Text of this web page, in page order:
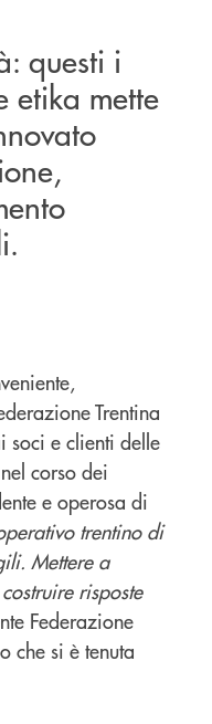
questi i
etika mette
Trentina
soci e clienti delle
corso dei
e operosa di
trentino di
Mettere a
risposte
Federazione
che si è tenuta